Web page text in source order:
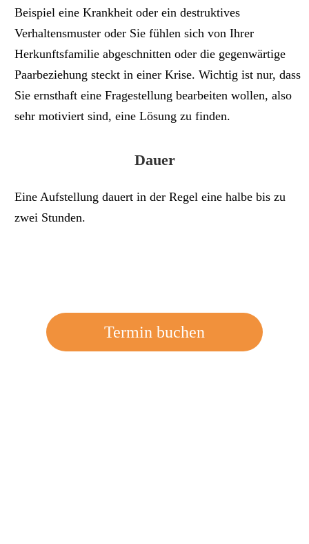
Beispiel eine Krankheit oder ein destruktives
Verhaltensmuster oder Sie fühlen sich von Ihrer
Herkunftsfamilie abgeschnitten oder die gegenwärtige
Paarbeziehung steckt in einer Krise. Wichtig ist nur, dass
Sie ernsthaft eine Fragestellung bearbeiten wollen, also
sehr motiviert sind, eine Lösung zu finden.
Dauer
Eine Aufstellung dauert in der Regel eine halbe bis zu
zwei Stunden.
Termin buchen